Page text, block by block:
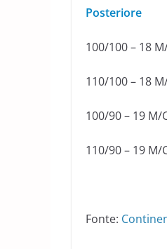
Posteriore
100/100 – 18
110/100 – 18
100/90 – 19 M/
110/90 – 19 M/
Fonte: